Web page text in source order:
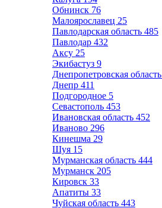
Обнинск 76
Малоярославец 25
Павлодарская область 485
Павлодар 432
Аксу 25
Экибастуз 9
Днепропетровская область
Днепр 411
Подгородное 5
Севастополь 453
Ивановская область 452
Иваново 296
Кинешма 29
Шуя 15
Мурманская область 444
Мурманск 205
Кировск 33
Апатиты 33
Чуйская область 443